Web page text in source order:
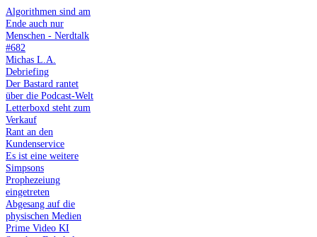
Algorithmen sind am
Ende auch nur
Menschen - Nerdtalk
#682
Michas L.A.
Debriefing
Der Bastard rantet
über die Podcast-Welt
Letterboxd steht zum
Verkauf
Rant an den
Kundenservice
Es ist eine weitere
Simpsons
Prophezeiung
eingetreten
Abgesang auf die
physischen Medien
Prime Video KI